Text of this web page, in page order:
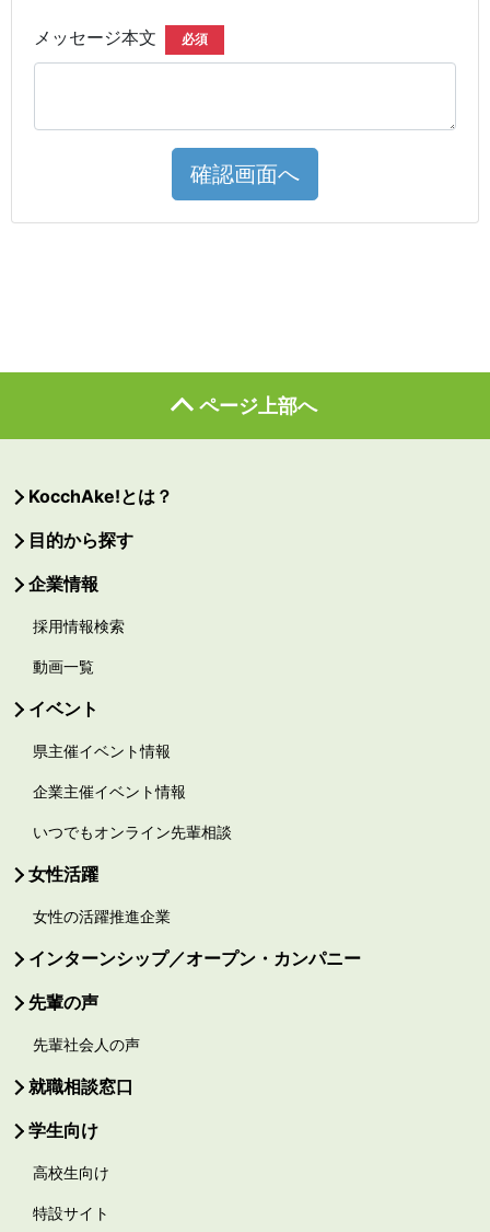
メッセージ本文 必須
確認画面へ
ページ上部へ
KocchAke!とは？
目的から探す
企業情報
採用情報検索
動画一覧
イベント
県主催イベント情報
企業主催イベント情報
いつでもオンライン先輩相談
女性活躍
女性の活躍推進企業
インターンシップ／オープン・カンパニー
先輩の声
先輩社会人の声
就職相談窓口
学生向け
高校生向け
特設サイト